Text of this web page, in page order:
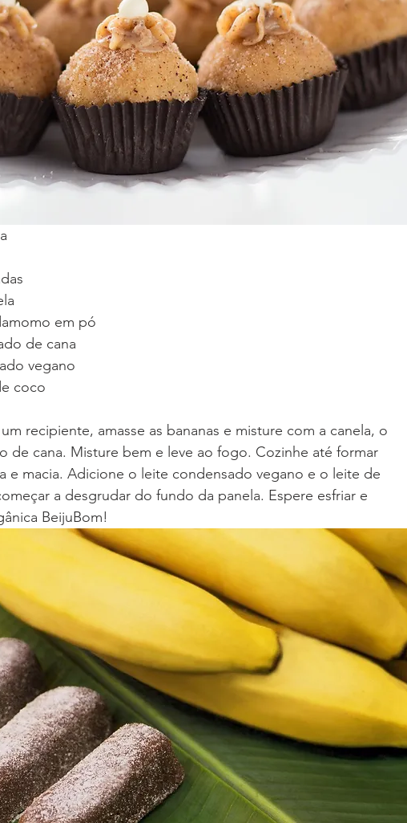
em pó
de cana
vegano
coco
recipiente, amasse as bananas e misture com a canela, o
de cana. Misture bem e leve ao fogo. Cozinhe até formar
e macia. Adicione o leite condensado vegano e o leite de
a desgrudar do fundo da panela. Espere esfriar e
BeijuBom!